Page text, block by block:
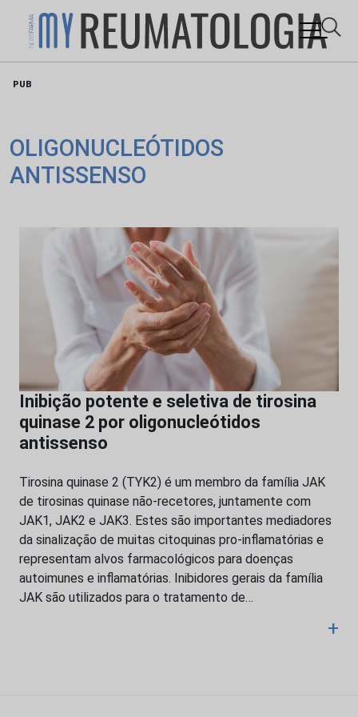
PUB
OLIGONUCLEÓTIDOS
ANTISSENSO
Inibição potente e seletiva de tirosina
quinase 2 por oligonucleótidos
antissenso
Tirosina quinase 2 (TYK2) é um membro da família JAK
de tirosinas quinase não-recetores, juntamente com
JAK1, JAK2 e JAK3. Estes são importantes mediadores
da sinalização de muitas citoquinas pro-inflamatórias e
representam alvos farmacológicos para doenças
autoimunes e inflamatórias. Inibidores gerais da família
JAK são utilizados para o tratamento de…
+